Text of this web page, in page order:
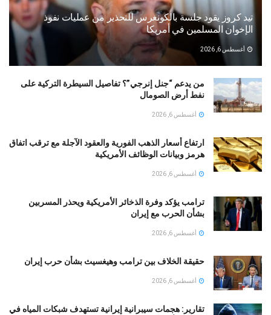
تيد كروز يقود جلسة بالكونغرس للتحذير من عمليات نفوذ
الإخوان المسلمين في أمريكا
أغسطس 6, 2026
من يدعم “جنل إنرجي”؟ تفاصيل السيطرة التركية على
نفط أرض الصومال
أغسطس 6, 2026
ارتفاع أسعار الذهب الفورية والعقود الآجلة مع ترقب اتفاق
هرمز وبيانات الوظائف الأمريكية
أغسطس 6, 2026
ترامب يؤكد وفرة الذخائر الأمريكية ويحذر المسربين
بشأن الحرب مع إيران
أغسطس 6, 2026
حقيقة الخلاف بين ترامب وهيغسيث بشأن حرب إيران
أغسطس 6, 2026
تقارير: هجمات سيبرانية إيرانية تستهدف شبكات المياه في